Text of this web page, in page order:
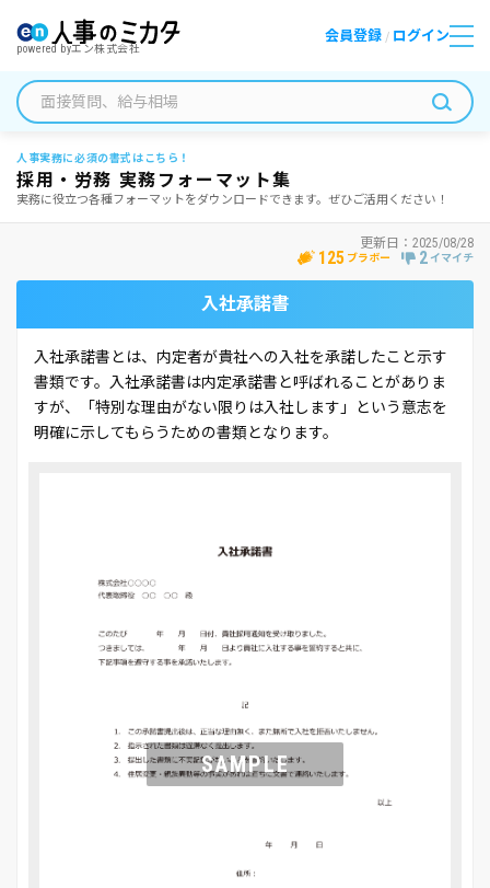
powered byエン株式会社
会員登録 / ログイン
人事実務に必須の書式はこちら！
採用・労務 実務フォーマット集
実務に役立つ各種フォーマットをダウンロードできます。ぜひご活用ください！
更新日： 2025/08/28
125 ブラボー 2 イマイチ
入社承諾書
入社承諾書とは、内定者が貴社への入社を承諾したこと示す
書類です。入社承諾書は内定承諾書と呼ばれることがありま
すが、「特別な理由がない限りは入社します」という意志を
明確に示してもらうための書類となります。